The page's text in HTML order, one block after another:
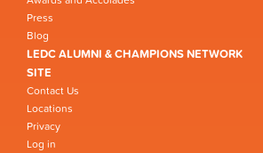
Press
Blog
LEDC ALUMNI & CHAMPIONS NETWORK
SITE
Contact Us
Locations
Privacy
Log in